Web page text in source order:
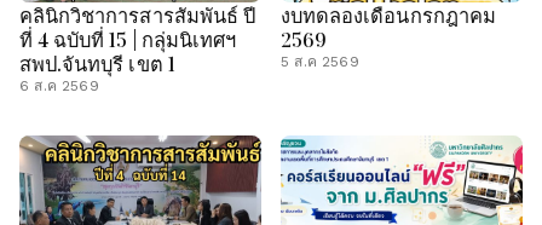
คลินิกวิชาการสารสัมพันธ์ ปี
ที่ 4 ฉบับที่ 15 | กลุ่มนิเทศฯ
สพป.จันทบุรี เขต 1
6 ส.ค 2569
งบทดลองเดือนกรกฎาคม
2569
5 ส.ค 2569